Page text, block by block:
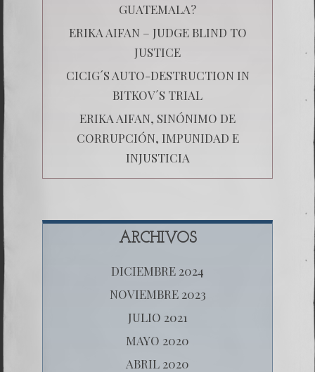
GUATEMALA?
ERIKA AIFAN – JUDGE BLIND TO
JUSTICE
CICIG´S AUTO-DESTRUCTION IN
BITKOV´S TRIAL
ERIKA AIFAN, SINÓNIMO DE
CORRUPCIÓN, IMPUNIDAD E
INJUSTICIA
ARCHIVOS
DICIEMBRE 2024
NOVIEMBRE 2023
JULIO 2021
MAYO 2020
ABRIL 2020